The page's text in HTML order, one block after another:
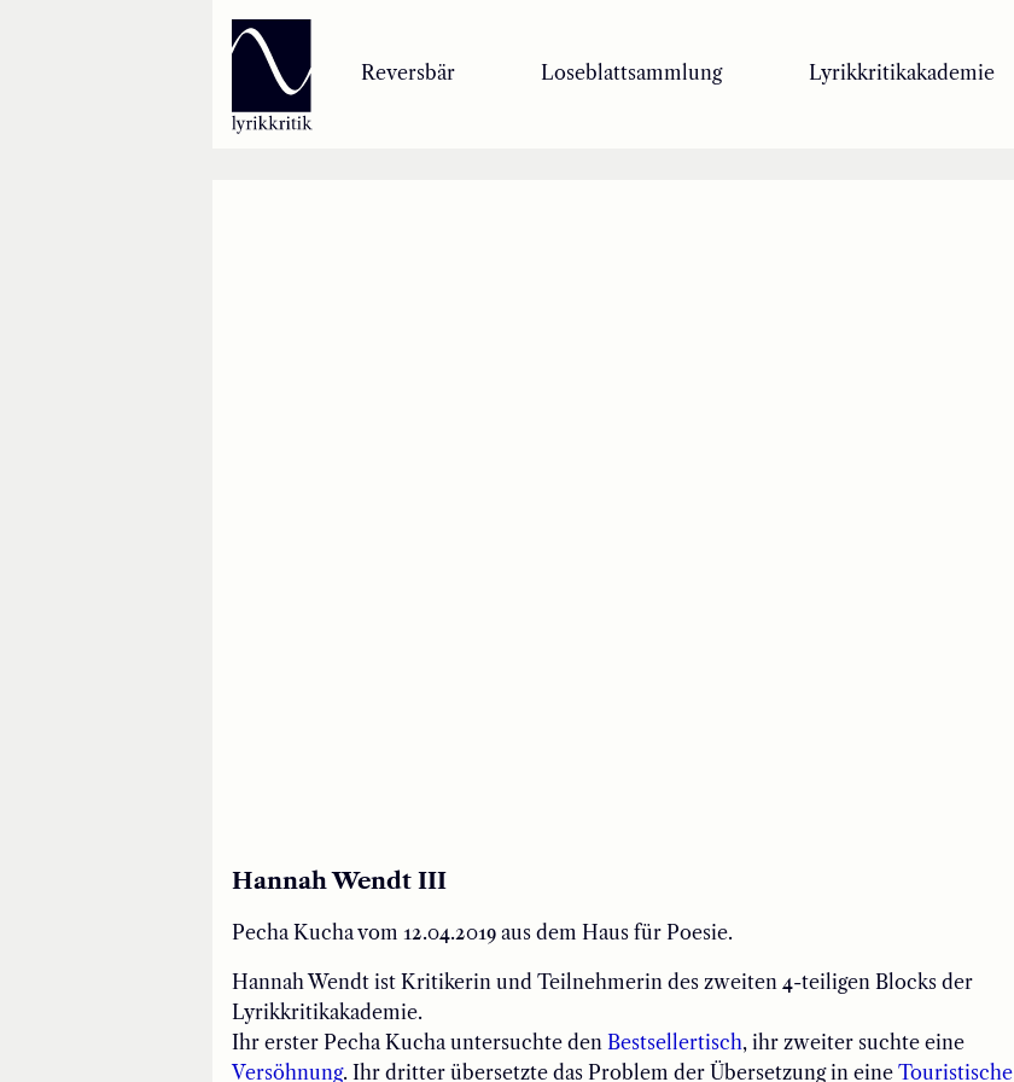
Reversbär Loseblattsammlung Lyrikkritikakademie
Hannah Wendt III
Pecha Kucha vom 12.04.2019 aus dem Haus für Poesie.
Hannah Wendt ist Kritikerin und Teilnehmerin des zweiten 4-teiligen Blocks der
Lyrikkritikakademie.
Ihr erster Pecha Kucha untersuchte den Bestsellertisch, ihr zweiter suchte eine
Versöhnung. Ihr dritter übersetzte das Problem der Übersetzung in eine Touristische